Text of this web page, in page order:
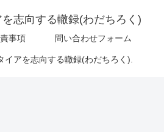
志向する轍録(わだちろく)
事項 問い合わせフォーム
イアを志向する轍録(わだちろく).